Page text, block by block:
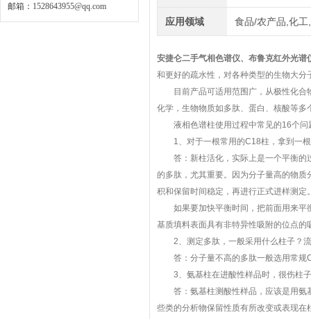
邮箱： 1528643955@qq.com
应用领域 食品/农产品,化
安捷仑二手气相色谱仪、布鲁克红外光谱
和更好的疏水性，对各种类型的生物大
目前产品可适用范围广，从极性化合
化学，生物物质如多肽、蛋白、核酸等多
液相色谱柱使用过程中常见的16个问
1、对于一根常用的C18柱，拿到一根
答：新柱活化，实际上是一个平衡的
的多肽，尤其重要。因为分子量高的物
积和保留时间稳定，再进行正式进样测定
如果要加快平衡时间，把前面用来平
基质填料表面具有非特异性吸附的位点的
2、测定多肽，一般采用什么柱子？流
答：分子量不高的多肽一般选用常规
3、氨基柱在进酸性样品时，很伤柱子
答：氨基柱测酸性样品，应该是用氨
些类的分析物保留性质有所改变或表现